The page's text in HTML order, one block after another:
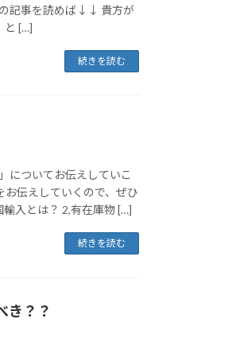
記事を読めば↓↓ 貴方が
と […]
続きを読む
についてお伝えしていこ
伝えしていくので、ぜひ
入とは？ 2,有在庫物 […]
続きを読む
き？？